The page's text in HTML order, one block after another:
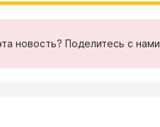
новость? Поделитесь с нами